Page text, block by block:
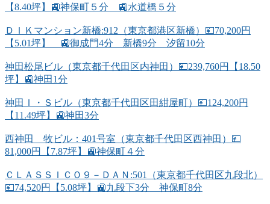
【8.40坪】🚉神保町５分 🚉水道橋５分
ＤＩＫマンション新橋:912（東京都港区新橋）💴70,200円
【5.01坪】 🚉御成門4分 新橋9分 汐留10分
神田松尾ビル（東京都千代田区内神田）💴239,760円【18.50
坪】🚉神田1分
神田Ｉ・Ｓビル（東京都千代田区田紺屋町）💴124,200円
【11.49坪】🚉神田3分
西神田 牧ビル：401号室（東京都千代田区西神田）💴
81,000円【7.87坪】🚉神保町４分
ＣＬＡＳＳＩＣＯ９－ＤＡＮ:501（東京都千代田区九段北）
💴74,520円【5.08坪】🚉九段下3分 神保町8分